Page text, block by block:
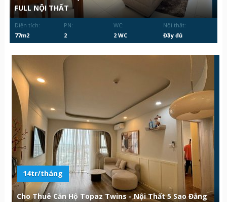
FULL NỘI THẤT
Diện tích:
77m2
PN:
2
WC:
2 WC
Nội thất:
Đầy đủ
14tr/tháng
Cho Thuê Căn Hộ Topaz Twins - Nội Thất 5 Sao Đẳng